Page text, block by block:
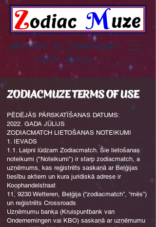
Atrodiet sev piemērotāko,
radīts debesīs
ZODIACMUZE TERMS OF USE
PĒDĒJĀS PĀRSKATĪŠANAS DATUMS:
2022. GADA JŪLIJS
ZODIACMATCH LIETOŠANAS NOTEIKUMI
1. IEVADS
1.1. Laipni lūdzam Zodiacmatch. Šie lietošanas
noteikumi ("Noteikumi") ir starp zodiacmatch, a
uzņēmums, kas reģistrēts saskaņā ar Beļģijas
tiesību aktiem un kura juridiskā adrese ir
Koophandelstraat
11, 9230 Wetteren, Beļģija (“zodiacmatch”, “mēs”)
un reģistrēts Crossroads
Uzņēmumu banka (Kruispuntbank van
Ondernemingen vai KBO) saskaņā ar uzņēmumu